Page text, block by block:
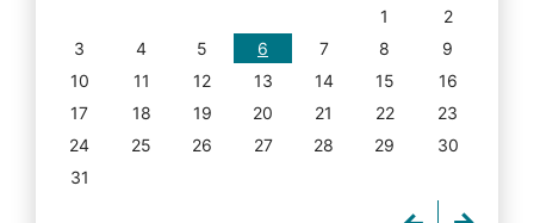
1
2
3
4 5 6 7 8
9
10
11 12 13 14 15
16
17
18 19 20 21 22
23
24
25 26 27 28 29
30
31